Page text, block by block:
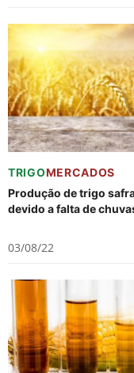
TRIGOMERCADOS
Produção de trigo
devido a falta de
03/08/22